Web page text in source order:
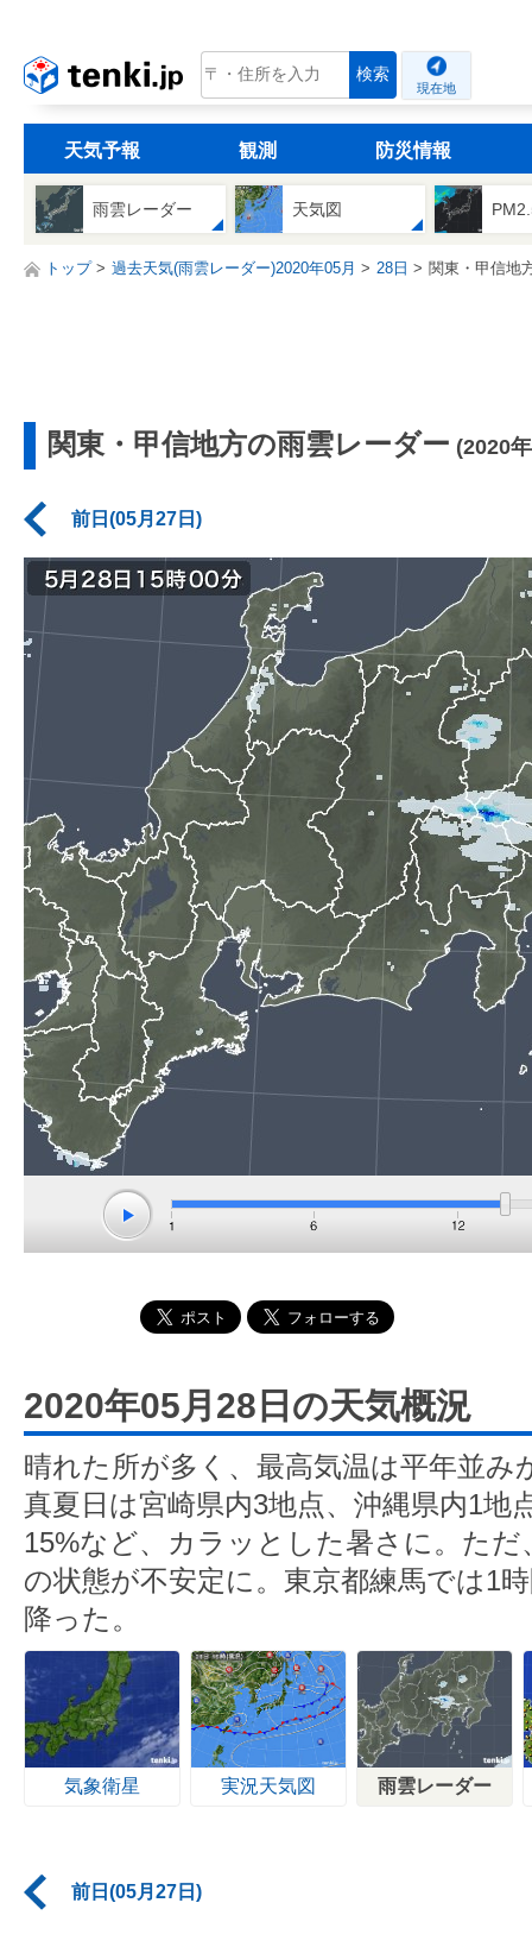
tenki.jp 検索
現在地
天気予報 観測 防災情報
雨雲レーダー 天気図
トップ 過去天気(雨雲レーダー)2020年05月 28日 関東・甲信地
関東・甲信地方の雨雲レーダー (2020
前日(05月27日)
2020年05月28日の天気概況
晴れた所が多く、最高気温は平年並み
真夏日は宮崎県内3地点、沖縄県内1地
15%など、カラッとした暑さに。ただ
の状態が不安定に。東京都練馬では1
降った。
気象衛星 実況天気図 雨雲レーダー
前日(05月27日)